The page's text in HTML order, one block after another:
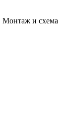
Монтаж и схема